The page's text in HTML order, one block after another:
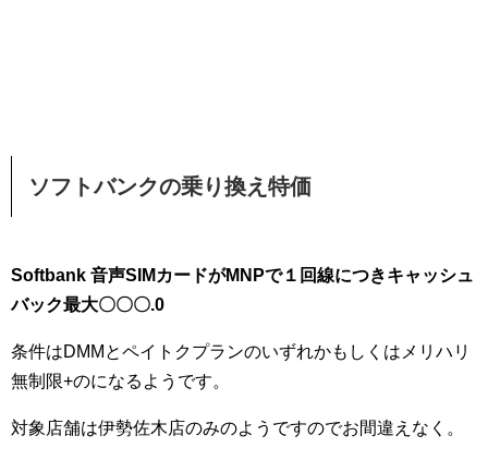
ソフトバンクの乗り換え特価
Softbank 音声SIMカードがMNPで１回線につきキャッシュ
バック最大〇〇〇.0
条件はDMMとペイトクプランのいずれかもしくはメリハリ
無制限+のになるようです。
対象店舗は伊勢佐木店のみのようですのでお間違えなく。